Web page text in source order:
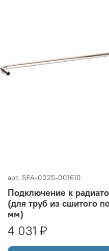
арт. SFA-0025-001610
Подключение к
(для труб из сшитого
мм)
4 031 ₽